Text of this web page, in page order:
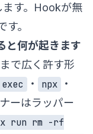
ます。Hookが無
。
と何が起きます
で広く許す形
・ npx
・
ーはラッパー
run rm -rf